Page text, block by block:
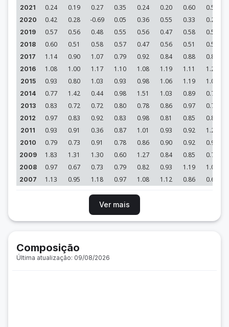
2021 0.24 0.19 0.27 0.35 0.24 0.20 0.60 0.52
2020 0.42 0.28 -0.69 0.05 0.36 0.55 0.33 0.29
2019 0.57 0.56 0.48 0.55 0.56 0.47 0.58 0.53
2018 0.60 0.51 0.58 0.57 0.47 0.56 0.51 0.57
2017 1.14 0.90 1.07 0.79 0.92 0.84 0.88 0.82
2016 1.08 1.00 1.17 1.10 1.08 1.19 1.11 1.21
2015 0.93 0.80 1.03 0.93 0.98 1.06 1.19 1.08
2014 0.77 1.42 0.44 0.98 1.51 1.03 0.89 0.72
2013 0.83 0.72 0.72 0.80 0.78 0.86 0.97 0.75
2012 0.97 0.83 0.92 0.83 0.98 0.81 0.85 0.85
2011 0.93 0.91 0.36 0.87 1.01 0.93 0.92 1.21
2010 0.79 0.73 0.91 0.78 0.86 0.90 0.92 0.93
2009 1.83 1.31 1.30 0.60 1.27 0.84 0.85 0.72
2008 0.97 0.67 0.73 0.79 0.82 0.93 1.19 1.02
2007 1.13 0.95 1.18 0.97 1.08 1.12 0.86 0.65
Ver mais
Composição
Última atualização: 09/08/2026